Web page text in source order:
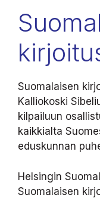
Suomalaisen
Kalliokoski
kilpailuun
kaikkialta
eduskunnan
Helsingin
Suomalaisen